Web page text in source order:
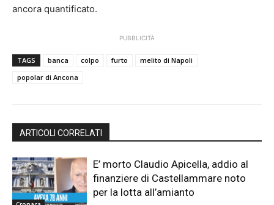
ancora quantificato.
PUBBLICITÀ
TAGS banca colpo furto
melito di Napoli
popolar di Ancona
ARTICOLI CORRELATI
E’ morto Claudio Apicella, addio al
finanziere di Castellammare noto
per la lotta all’amianto